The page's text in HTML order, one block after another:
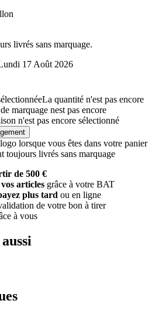
livrés sans marquage.
17 Août 2026
La quantité n'est pas encore
marquage nest pas encore
n'est pas encore sélectionné
lorsque vous êtes dans votre panier
toujours livrés sans marquage
de 500 €
articles grâce à votre BAT
plus tard ou en ligne
de votre bon à tirer
à vous